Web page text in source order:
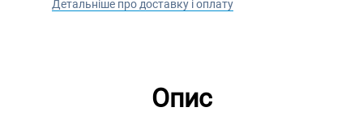
Детальніше про доставку і оплату
Опис